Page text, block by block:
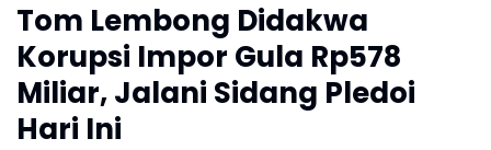
Tom Lembong Didakwa
Korupsi Impor Gula Rp578
Miliar, Jalani Sidang Pledoi
Hari Ini